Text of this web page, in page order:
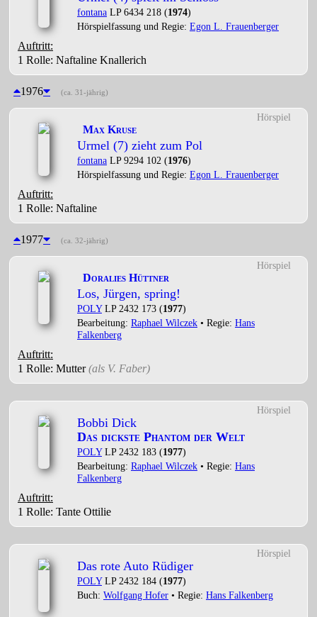
fontana LP 6434 218 (1974)
Hörspielfassung und Regie: Egon L. Frauenberger
Auftritt:
1 Rolle: Naftaline Knallerich
1976 (ca. 31-jährig)
Hörspiel
Max Kruse
Urmel (7) zieht zum Pol
fontana LP 9294 102 (1976)
Hörspielfassung und Regie: Egon L. Frauenberger
Auftritt:
1 Rolle: Naftaline
1977 (ca. 32-jährig)
Hörspiel
Doralies Hüttner
Los, Jürgen, spring!
POLYLP 2432 173 (1977)
Bearbeitung: Raphael Wilczek • Regie: Hans
Falkenberg
Auftritt:
1 Rolle: Mutter(als V. Faber)
Hörspiel
Bobbi Dick
Das dickste Phantom der Welt
POLYLP 2432 183 (1977)
Bearbeitung: Raphael Wilczek • Regie: Hans
Falkenberg
Auftritt:
1 Rolle: Tante Ottilie
Hörspiel
Das rote Auto Rüdiger
POLYLP 2432 184 (1977)
Buch: Wolfgang Hofer • Regie: Hans Falkenberg